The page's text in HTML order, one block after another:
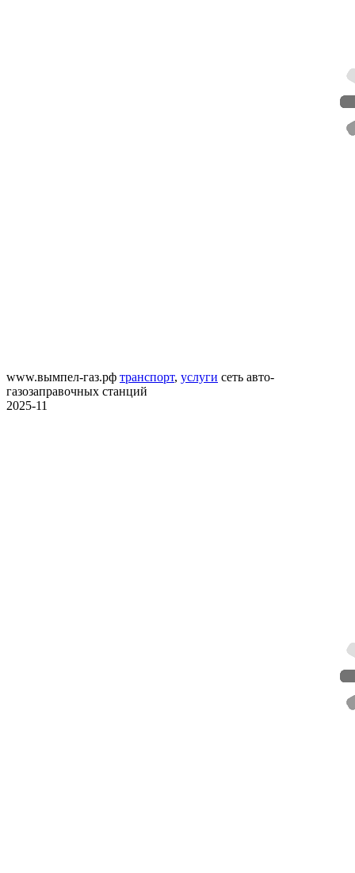
www.вымпел-газ.рф транспорт, услуги сеть авто-
газозаправочных станций
2025-11